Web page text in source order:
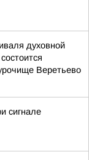
духовной
Веретьево
сигнале